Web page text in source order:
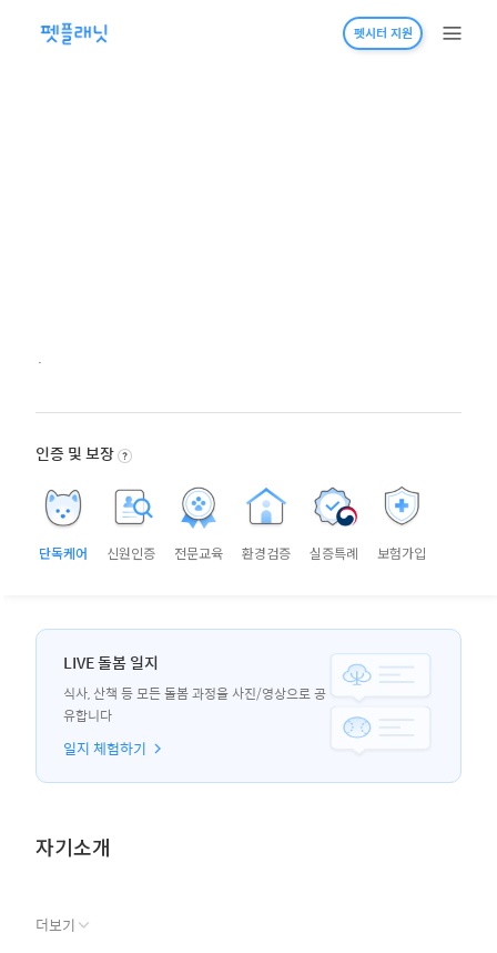
펫시터 지원
·
인증 및 보장
단독케어 신원인증 전문교육 환경검증 실증특례 보험가입
LIVE 돌봄 일지
식사, 산책 등 모든 돌봄 과정을 사진/영상으로 공
유합니다
일지 체험하기
자기소개
더보기